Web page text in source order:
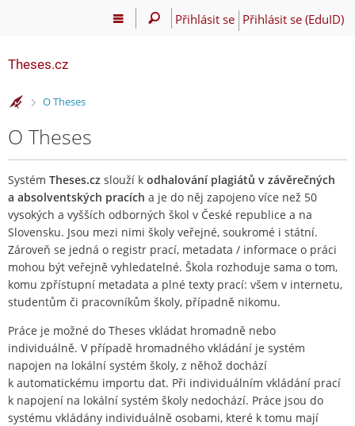
Přihlásit se Přihlásit se (EduID)
Theses.cz
>
O Theses
O Theses
Systém Theses.cz slouží k odhalování plagiátů v závěrečných
a absolventských pracích a je do něj zapojeno více než 50
vysokých a vyšších odborných škol v České republice a na
Slovensku. Jsou mezi nimi školy veřejné, soukromé i státní.
Zároveň se jedná o registr prací, metadata / informace o práci
mohou být veřejně vyhledatelné. Škola rozhoduje sama o tom,
komu zpřístupní metadata a plné texty prací: všem v internetu,
studentům či pracovníkům školy, případně nikomu.
Práce je možné do Theses vkládat hromadně nebo
individuálně. V případě hromadného vkládání je systém
napojen na lokální systém školy, z něhož dochází
k automatickému importu dat. Při individuálním vkládání prací
k napojení na lokální systém školy nedochází. Práce jsou do
systému vkládány individuálně osobami, které k tomu mají